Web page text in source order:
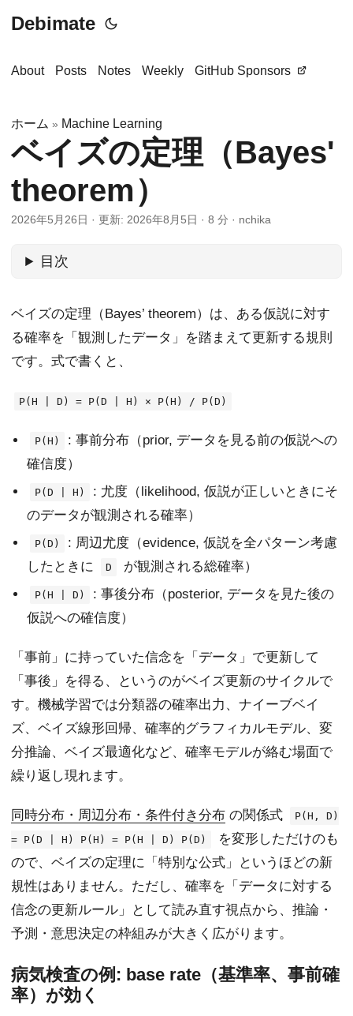
Debimate
About Posts Notes Weekly GitHub Sponsors
ホーム » Machine Learning
ベイズの定理（Bayes'
theorem）
2026年5月26日 · 更新: 2026年8月5日 · 8 分 · nchika
目次
ベイズの定理（Bayes’ theorem）は、ある仮説に対す
る確率を「観測したデータ」を踏まえて更新する規則
です。式で書くと、
P(H | D) = P(D | H) × P(H) / P(D)
P(H)
: 事前分布（prior, データを見る前の仮説への
確信度）
P(D | H)
: 尤度（likelihood, 仮説が正しいときにそ
のデータが観測される確率）
P(D)
: 周辺尤度（evidence, 仮説を全パターン考慮
したときに
D が観測される総確率）
P(H | D)
: 事後分布（posterior, データを見た後の
仮説への確信度）
「事前」に持っていた信念を「データ」で更新して
「事後」を得る、というのがベイズ更新のサイクルで
す。機械学習では分類器の確率出力、ナイーブベイ
ズ、ベイズ線形回帰、確率的グラフィカルモデル、変
分推論、ベイズ最適化など、確率モデルが絡む場面で
繰り返し現れます。
同時分布・周辺分布・条件付き分布 の関係式
P(H, D)
= P(D | H) P(H) = P(H | D) P(D)
を変形しただけのも
ので、ベイズの定理に「特別な公式」というほどの新
規性はありません。ただし、確率を「データに対する
信念の更新ルール」として読み直す視点から、推論・
予測・意思決定の枠組みが大きく広がります。
病気検査の例: base rate（基準率、事前確
率）が効く